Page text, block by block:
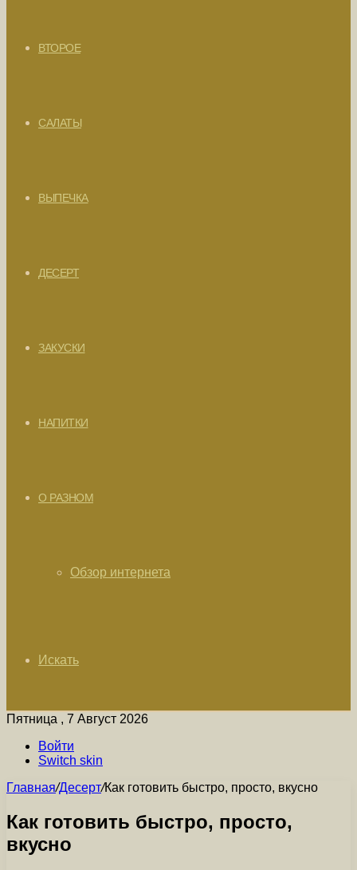
ВТОРОЕ
САЛАТЫ
ВЫПЕЧКА
ДЕСЕРТ
ЗАКУСКИ
НАПИТКИ
О РАЗНОМ
Обзор интернета
Искать
Пятница , 7 Август 2026
Войти
Switch skin
Главная/Десерт/Как готовить быстро, просто, вкусно
Как готовить быстро, просто,
вкусно